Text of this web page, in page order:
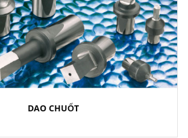
DAO CHUỐT